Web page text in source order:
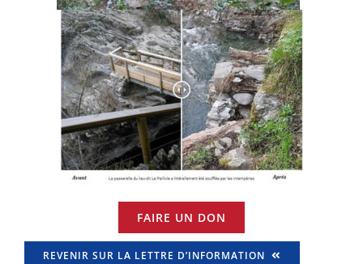
FAIRE UN DON
REVENIR SUR LA LETTRE D’INFORMATION